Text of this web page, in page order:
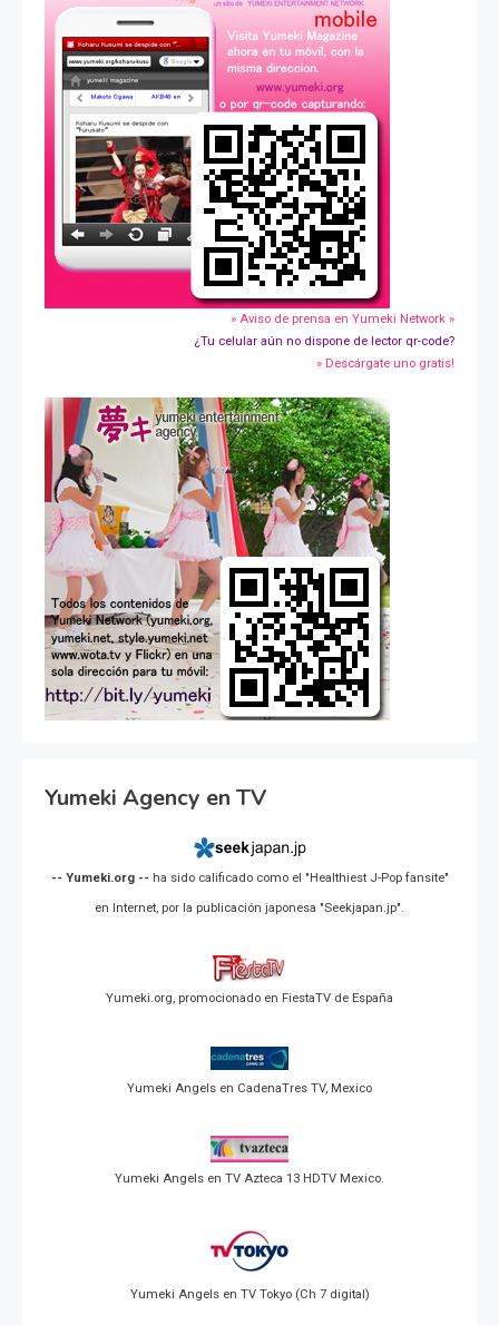
» Aviso de prensa en Yumeki Network »
¿Tu celular aún no dispone de lector qr-code?
» Descárgate uno gratis!
Yumeki Agency en TV
-- Yumeki.org -- ha sido calificado como el "Healthiest J-Pop fansite"
en Internet, por la publicación japonesa "Seekjapan.jp".
Yumeki.org, promocionado en FiestaTV de España
Yumeki Angels en CadenaTres TV, Mexico
Yumeki Angels en TV Azteca 13 HDTV Mexico.
Yumeki Angels en TV Tokyo (Ch 7 digital)